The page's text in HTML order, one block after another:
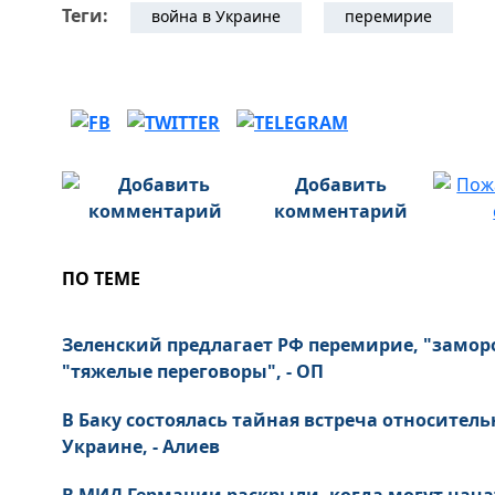
Теги: война в Украине перемирие
Добавить
комментарий
ПО ТЕМЕ
Зеленский предлагает РФ перемирие,
"тяжелые переговоры", - ОП
В Баку состоялась тайная встреча
Украине, - Алиев